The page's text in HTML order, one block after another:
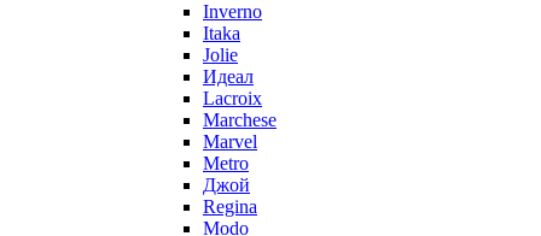
Inverno
Itaka
Jolie
Идеал
Lacroix
Marchese
Marvel
Metro
Джой
Regina
Modo